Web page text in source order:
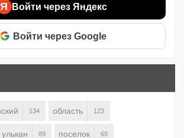
Я Войти через Яндекс
Войти через Google
134 область 123
улькан 89 поселок 69